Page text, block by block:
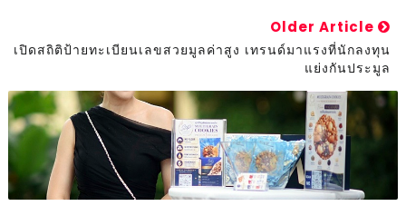
Older Article
เปิดสถิติป้ายทะเบียนเลขสวยมูลค่าสูง เทรนด์มาแรงที่นักลงทุน
แย่งกันประมูล